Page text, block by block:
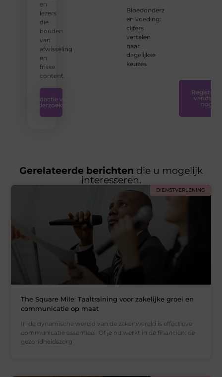
en
lezers
die
houden
van
afwisseling
en
frisse
content.
Redactie van
Onderzoeksite
Bloedonderzoek
en voeding:
cijfers
vertalen
naar
dagelijkse
keuzes
Registreer
vandaag
nog
Gerelateerde berichten die u mogelijk
interesseren.
DIENSTVERLENING
The Square Mile: Taaltraining voor zakelijke groei en
communicatie op maat
In de dynamische wereld van de zakenwereld is effectieve
communicatie essentieel. Of je nu werkt in de financiën, de
gezondheidszorg